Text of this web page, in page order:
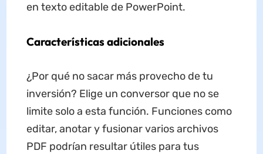
en texto editable de PowerPoint.
Características adicionales
¿Por qué no sacar más provecho de tu
inversión? Elige un conversor que no se
limite solo a esta función. Funciones como
editar, anotar y fusionar varios archivos
PDF podrían resultar útiles para tus